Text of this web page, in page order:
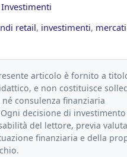
Investimenti
retail, investimenti,
articolo è fornito a
e non costituisce
né consulenza finanziaria
decisione di
del lettore, previa
finanziaria e della